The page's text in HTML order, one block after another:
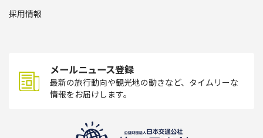
採用情報
メールニュース登録
最新の旅行動向や観光地の動きなど、タイムリーな
情報をお届けします。